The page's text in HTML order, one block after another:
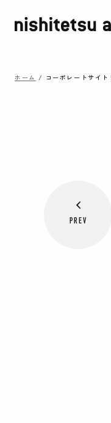
ホーム / コーポレートサイ
PREV